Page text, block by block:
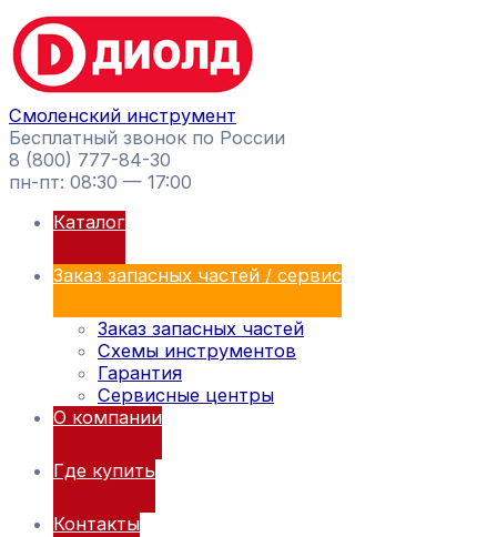
Перейти
к
содержимому
Смоленский инструмент
Бесплатный звонок по России
8 (800) 777-84-30
пн-пт: 08:30 — 17:00
Каталог
Заказ запасных частей / сервис
Заказ запасных частей
Схемы инструментов
Гарантия
Сервисные центры
О компании
Где купить
Контакты
Поиск
товаров